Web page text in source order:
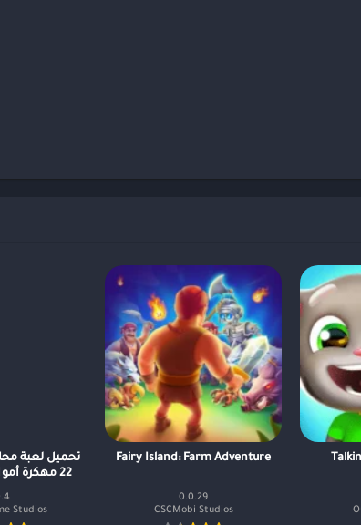
Fairy Island: Farm Adventure
0.0.29
CSCMobi Studios
22 مهكرة أموال غير محدودة
Studios